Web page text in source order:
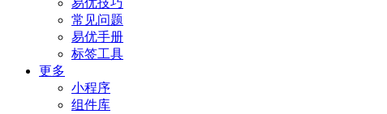
易优技巧
常见问题
易优手册
标签工具
更多
小程序
组件库